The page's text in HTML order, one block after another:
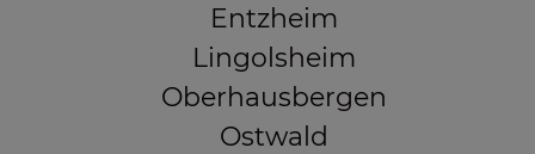
Entzheim
Lingolsheim
Oberhausbergen
Ostwald